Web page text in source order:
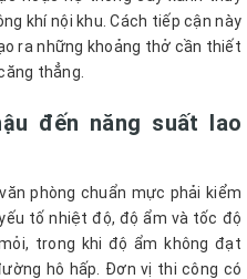
khí nội khu. Cách tiếp cận này
ra những khoảng thở cần thiết
thẳng.
đến năng suất lao
phòng chuẩn mực phải kiểm
tố nhiệt độ, độ ẩm và tốc độ
trong khi độ ẩm không đạt
hô hấp. Đơn vị thi công có